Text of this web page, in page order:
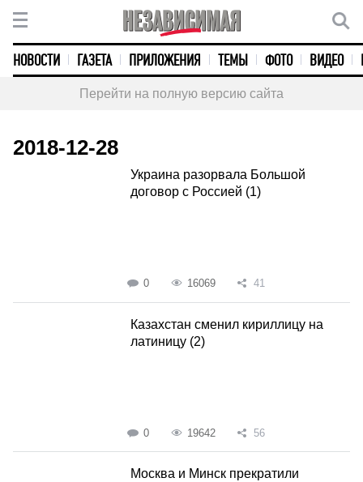
НОВОСТИ ГАЗЕТА ПРИЛОЖЕНИЯ ТЕМЫ ФОТО ВИДЕО
Перейти на полную версию сайта
2018-12-28
Украина разорвала Большой
договор с Россией (1)
0 16069 41
Казахстан сменил кириллицу на
латиницу (2)
0 19642 56
Москва и Минск прекратили